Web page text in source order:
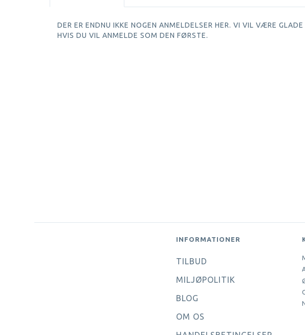
DER ER ENDNU IKKE NOGEN ANMELDELSER HER. VI VIL VÆRE GLADE
HVIS DU VIL ANMELDE SOM DEN FØRSTE.
INFORMATIONER
TILBUD
MILJØPOLITIK
BLOG
OM OS